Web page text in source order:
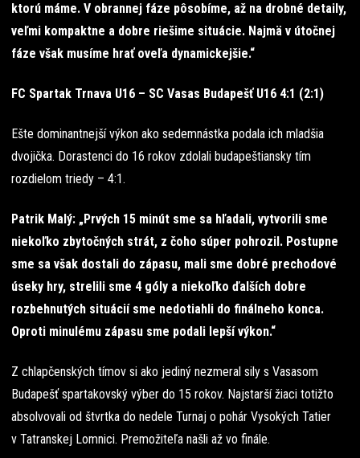
ktorú máme. V obrannej fáze pôsobíme, až na drobné detaily,
veľmi kompaktne a dobre riešime situácie. Najmä v útočnej
fáze však musíme hrať oveľa dynamickejšie.“
FC Spartak Trnava U16 – SC Vasas Budapešť U16 4:1 (2:1)
Ešte dominantnejší výkon ako sedemnástka podala ich mladšia
dvojička. Dorastenci do 16 rokov zdolali budapeštiansky tím
rozdielom triedy – 4:1.
Patrik Malý: „Prvých 15 minút sme sa hľadali, vytvorili sme
niekoľko zbytočných strát, z čoho súper pohrozil. Postupne
sme sa však dostali do zápasu, mali sme dobré prechodové
úseky hry, strelili sme 4 góly a niekoľko ďalších dobre
rozbehnutých situácií sme nedotiahli do finálneho konca.
Oproti minulému zápasu sme podali lepší výkon.“
Z chlapčenských tímov si ako jediný nezmeral sily s Vasasom
Budapešť spartakovský výber do 15 rokov. Najstarší žiaci totižto
absolvovali od štvrtka do nedele Turnaj o pohár Vysokých Tatier
v Tatranskej Lomnici. Premožiteľa našli až vo finále.